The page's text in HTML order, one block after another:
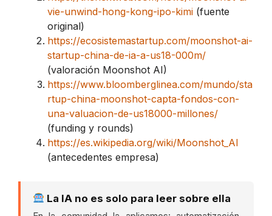
vie-unwind-hong-kong-ipo-kimi (fuente
original)
https://ecosistemastartup.com/moonshot-ai-
startup-china-de-ia-a-us18-000m/
(valoración Moonshot AI)
https://www.bloomberglinea.com/mundo/sta
rtup-china-moonshot-capta-fondos-con-
una-valuacion-de-us18000-millones/
(funding y rounds)
https://es.wikipedia.org/wiki/Moonshot_AI
(antecedentes empresa)
La IA no es solo para leer sobre ella